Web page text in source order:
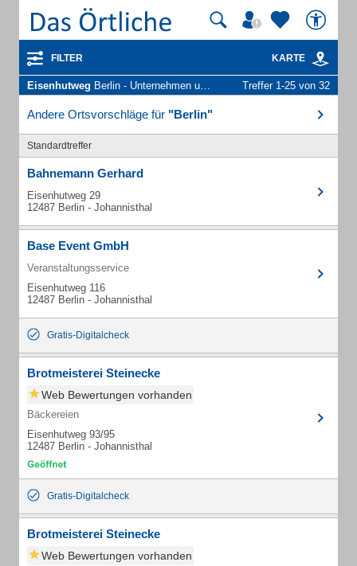
FILTER KARTE
Eisenhutweg Berlin - Unternehmen und Personen Treffer 1-25 von 32
Andere Ortsvorschläge für "Berlin"
Standardtreffer
Bahnemann Gerhard
Eisenhutweg 29
12487 Berlin - Johannisthal
Base Event GmbH
Veranstaltungsservice
Eisenhutweg 116
12487 Berlin - Johannisthal
Gratis-Digitalcheck
Brotmeisterei Steinecke
Web Bewertungen vorhanden
Bäckereien
Eisenhutweg 93/95
12487 Berlin - Johannisthal
Gratis-Digitalcheck
Brotmeisterei Steinecke
Web Bewertungen vorhanden